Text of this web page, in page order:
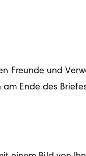
Freunde und
Ende des